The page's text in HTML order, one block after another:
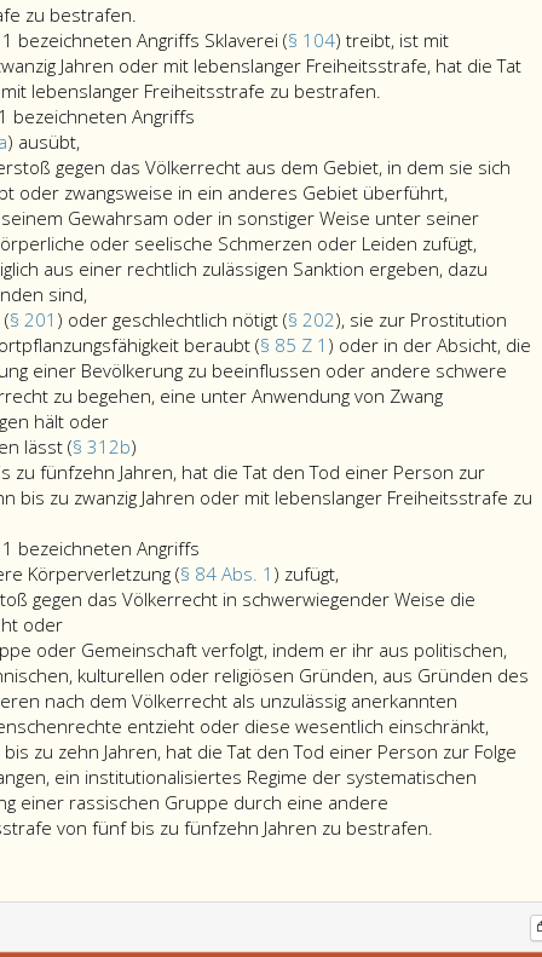
75,)
oder
zu bestrafen.
bezeichneten Angriffs Sklaverei (§ 104) treibt, ist mit
Jahren oder mit lebenslanger Freiheitsstrafe, hat die Tat
lebenslanger Freiheitsstrafe zu bestrafen.
eines
in
Absatz
eins,
bezeichneten
Sklaverei
(Paragraph
104,)
treibt,
Freiheitsstrafe
von
zwanzig
oder
mit
lebenslanger
Freiheitsstrafe,
hat
die
Tat
den
Person
bezeichneten Angriffs
Rahmen
eines
in
Absatz
,
Angriffs
) ausübt,Menschenhandel
(Paragraph
104
a,)
ausübt,
gegen das Völkerrecht aus dem Gebiet, in dem sie sich
oder zwangsweise in ein anderes Gebiet überführt,
Gewahrsam oder in sonstiger Weise unter seiner
oder seelische Schmerzen oder Leiden zufügt,
aus einer rechtlich zulässigen Sanktion ergeben, dazu
sind,
§ 201 ) oder geschlechtlich nötigt (§ 202), sie zur Prostitution
beraubt (§ 85 Z 1 ) oder in der Absicht, die
einer Bevölkerung zu beeinflussen oder andere schwere
zu begehen, eine unter Anwendung von Zwang
hält odereine
Person
vergewaltigt
(Paragraph
oder
geschlechtlich
nötigt
202,),
sie
zur
Prostitution
nötigt
(Paragraph
106,
Absatz
Fortpflanzungsfähigkeit
lässt (§ 312b)
Person
verschwinden
(Paragraph
312
b,)
zu fünfzehn Jahren, hat die Tat den Tod einer Person zur
bis zu zwanzig Jahren oder mit lebenslanger Freiheitsstrafe zu
bezeichneten Angriffs
im
Rahmen
in
Absatz
eins,
bezeichneten
Angriffs
Körperverletzung (§ 84 Abs. 1 ) zufügt,einer
Person
schwere
Körperverletzung
(Paragraph
84,
Absatz
eins,)
zufügt,
gegen das Völkerrecht in schwerwiegender Weise die
oder
oder Gemeinschaft verfolgt, indem er ihr aus politischen,
kulturellen oder religiösen Gründen, aus Gründen des
nach dem Völkerrecht als unzulässig anerkannten
entzieht oder diese wesentlich einschränkt,
zu zehn Jahren, hat die Tat den Tod einer Person zur Folge
ein institutionalisiertes Regime der systematischen
einer rassischen Gruppe durch eine andere
von fünf bis zu fünfzehn Jahren zu bestrafen.